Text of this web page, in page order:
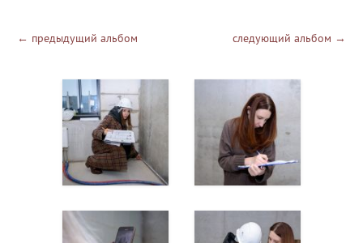
← предыдущий альбом следующий альбом →